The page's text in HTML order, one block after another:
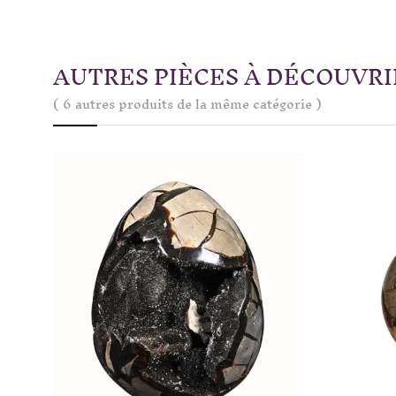
AUTRES PIÈCES À
( 6 autres produits de la même catégorie )